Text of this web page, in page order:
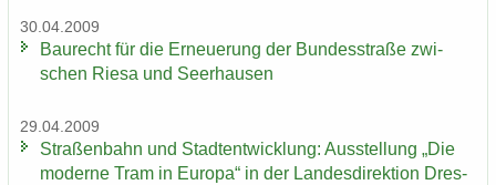
30.04.2009
Bau­recht für die Er­neue­rung der Bun­des­stra­ße zwi­
schen Riesa und Seer­hau­sen
29.04.2009
Stra­ßen­bahn und Stadt­ent­wick­lung: Aus­stel­lung „Die
mo­der­ne Tram in Eu­ro­pa“ in der Lan­des­di­rek­ti­on Dres­